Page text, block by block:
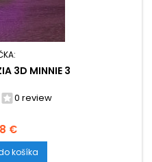
3D MINNIE 3
0 review
€
košíka